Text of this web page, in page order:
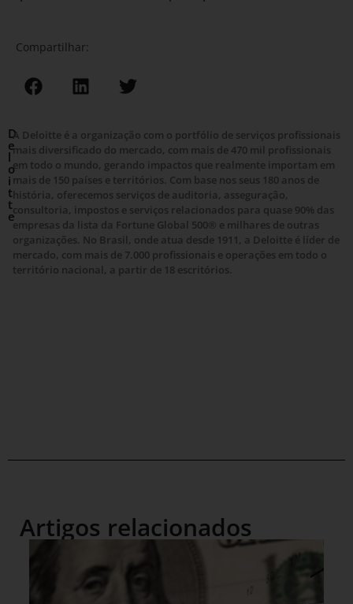
Compartilhar:
D
e
l
o
i
t
t
e
A Deloitte é a organização com o portfólio de serviços profissionais
mais diversificado do mercado, com mais de 470 mil profissionais
em todo o mundo, gerando impactos que realmente importam em
mais de 150 países e territórios. Com base nos seus 180 anos de
história, oferecemos serviços de auditoria, asseguração,
consultoria, impostos e serviços relacionados para quase 90% das
empresas da lista da Fortune Global 500® e milhares de outras
organizações. No Brasil, onde atua desde 1911, a Deloitte é líder de
mercado, com mais de 7.000 profissionais e operações em todo o
território nacional, a partir de 18 escritórios.
Artigos relacionados